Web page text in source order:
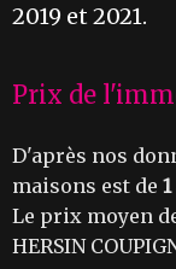
2019 et 2021.
Prix de
D'après nos
maisons est de
Le prix moyen
HERSIN